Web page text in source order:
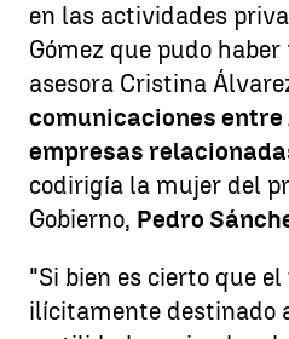
en las actividades
Gómez que pudo
asesora Cristina
comunicaciones entre
empresas
codirigía la mujer del
Gobierno, Pedro
"Si bien es cierto que
ilícitamente destinado